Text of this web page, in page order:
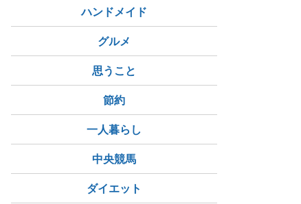
ハンドメイド
グルメ
思うこと
節約
一人暮らし
中央競馬
ダイエット